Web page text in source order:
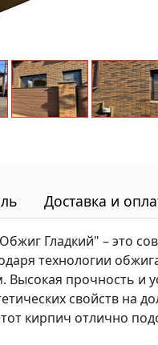
Доставка и
Гладкий" – это
технологии
прочность и
свойств на
кирпич отлично